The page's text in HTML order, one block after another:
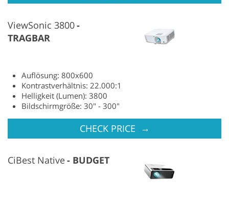
ViewSonic 3800
TRAGBAR
Auflösung: 800x600
Kontrastverhältnis: 22.000:1
Helligkeit (Lumen): 3800
Bildschirmgröße: 30" - 300"
CHECK PRICE →
CiBest Native BUDGET